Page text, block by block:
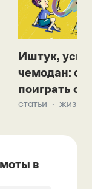
Иштук,
чемодан:
поиграть с
статьи жизнь
в